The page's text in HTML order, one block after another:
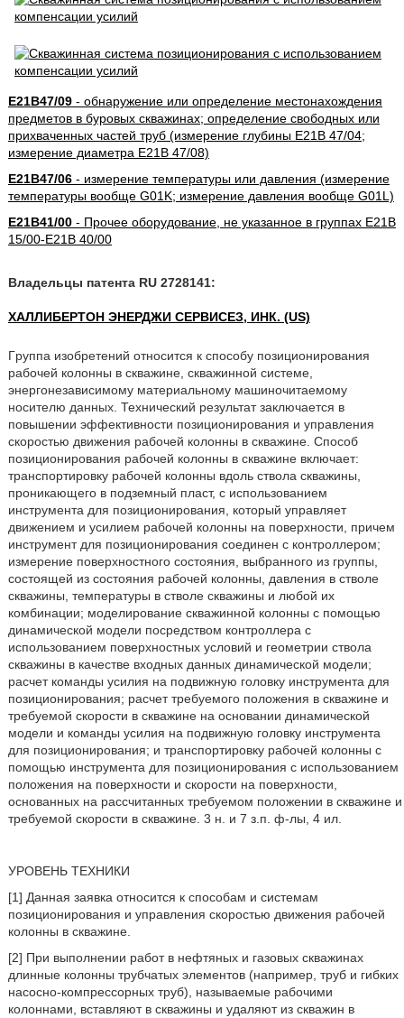
E21B47/09- обнаружение или определение местонахождения
предметов в буровых скважинах; определение свободных или
прихваченных частей труб (измерение глубины E21B 47/04;
измерение диаметра E21B 47/08)
E21B47/06- измерение температуры или давления (измерение
температуры вообще G01K; измерение давления вообще G01L)
E21B41/00- Прочее оборудование, не указанное в группах E21B
15/00-E21B 40/00
Владельцы патента RU 2728141:
ХАЛЛИБЕРТОН ЭНЕРДЖИ СЕРВИСЕЗ, ИНК. (US)
Группа изобретений относится к способу позиционирования
рабочей колонны в скважине, скважинной системе,
энергонезависимому материальному машиночитаемому
носителю данных. Технический результат заключается в
повышении эффективности позиционирования и управления
скоростью движения рабочей колонны в скважине. Способ
позиционирования рабочей колонны в скважине включает:
транспортировку рабочей колонны вдоль ствола скважины,
проникающего в подземный пласт, с использованием
инструмента для позиционирования, который управляет
движением и усилием рабочей колонны на поверхности, причем
инструмент для позиционирования соединен с контроллером;
измерение поверхностного состояния, выбранного из группы,
состоящей из состояния рабочей колонны, давления в стволе
скважины, температуры в стволе скважины и любой их
комбинации; моделирование скважинной колонны с помощью
динамической модели посредством контроллера с
использованием поверхностных условий и геометрии ствола
скважины в качестве входных данных динамической модели;
расчет команды усилия на подвижную головку инструмента для
позиционирования; расчет требуемого положения в скважине и
требуемой скорости в скважине на основании динамической
модели и команды усилия на подвижную головку инструмента
для позиционирования; и транспортировку рабочей колонны с
помощью инструмента для позиционирования с использованием
положения на поверхности и скорости на поверхности,
основанных на рассчитанных требуемом положении в скважине и
требуемой скорости в скважине. 3 н. и 7 з.п. ф-лы, 4 ил.
УРОВЕНЬ ТЕХНИКИ
[1] Данная заявка относится к способам и системам
позиционирования и управления скоростью движения рабочей
колонны в скважине.
[2] При выполнении работ в нефтяных и газовых скважинах
длинные колонны трубчатых элементов (например, труб и гибких
насосно-компрессорных труб), называемые рабочими
колоннами, вставляют в скважины и удаляют из скважин в